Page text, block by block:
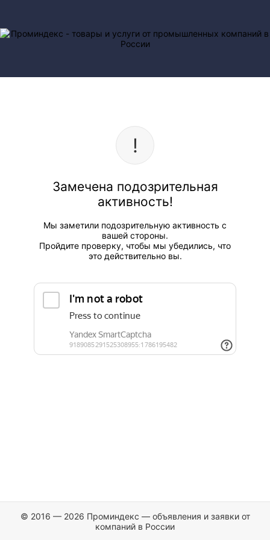
Замечена подозрительная
активность!
Мы заметили подозрительную активность с
вашей стороны.
Пройдите проверку, чтобы мы убедились, что
это действительно вы.
© 2016 — 2026 Проминдекс — объявления и заявки от
компаний в России